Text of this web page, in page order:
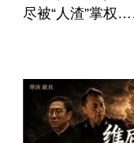
尽被“人渣”掌权